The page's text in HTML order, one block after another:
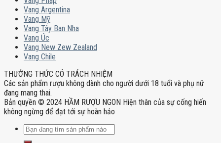
Vang Argentina
Vang Mỹ
Vang Tây Ban Nha
Vang Úc
Vang New Zew Zealand
Vang Chile
THƯỞNG THỨC CÓ TRÁCH NHIỆM
Các sản phẩm rượu không dành cho người dưới 18 tuổi và phụ nữ
đang mang thai.
Bản quyền © 2024 HẦM RƯỢU NGON Hiện thân của sự cống hiến
không ngừng để đạt tới sự hoàn hảo
Tìm
kiếm: